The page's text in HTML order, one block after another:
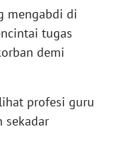
mengabdi di
tugas
demi
profesi guru
sekadar